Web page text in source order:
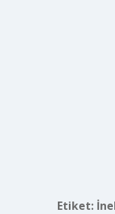
Etiket: